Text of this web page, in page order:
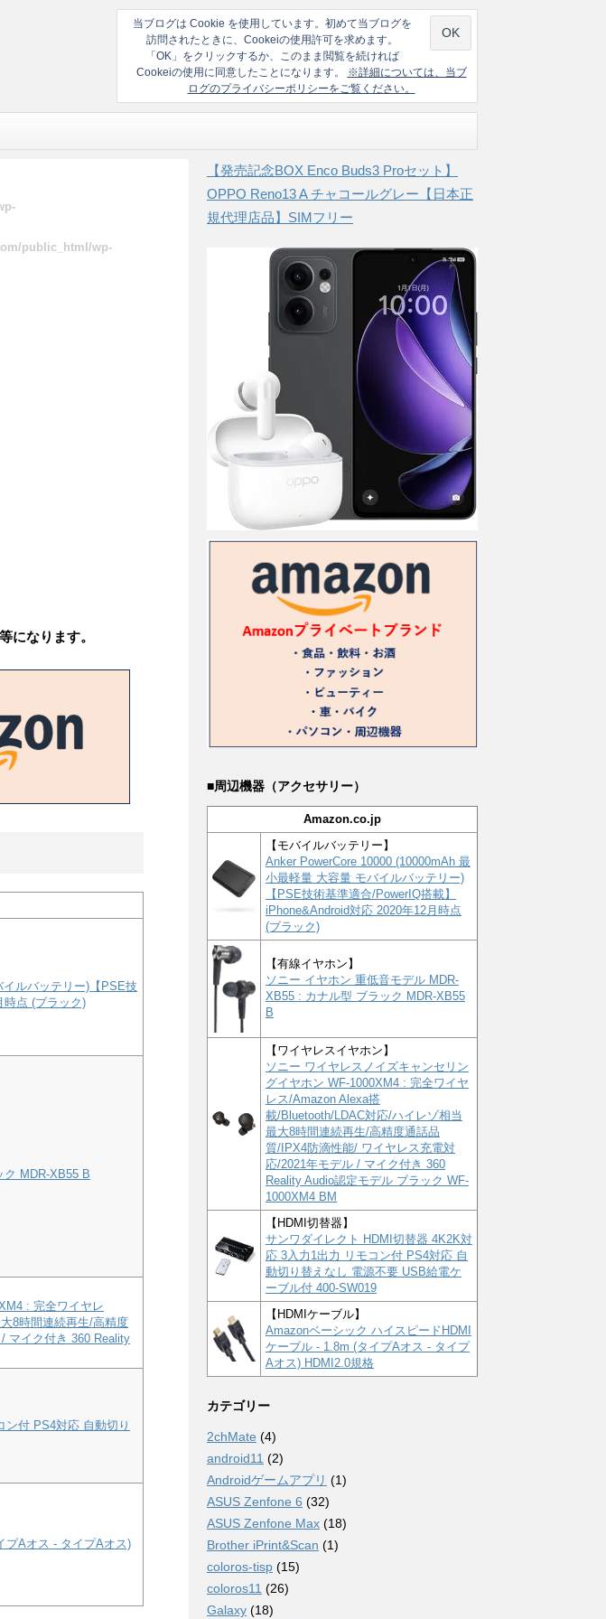
当ブログは Cookie を使用しています。初めて当ブログを
訪問されたときに、Cookeiの使用許可を求めます。
「OK」をクリックするか、このまま閲覧を続ければ
Cookeiの使用に同意したことになります。
※詳細については、当ブ
ログのプライバシーポリシーをご覧ください。
public_html/wp-
になります。
ルバッテリー)【PSE技
時点 (ブラック)
ク MDR-XB55 B
: 完全ワイヤレ
8時間連続再生/高精度
マイク付き 360 Reality
ン付 PS4対応 自動切り
プAオス - タイプAオス)
【発売記念BOX Enco Buds3 Proセット】
OPPO Reno13 A チャコールグレー【日本正
規代理店品】SIMフリー
■周辺機器（アクセサリー）
Amazon.co.jp
【モバイルバッテリー】
Anker PowerCore 10000 (10000mAh 最
小最軽量 大容量 モバイルバッテリー)
【PSE技術基準適合/PowerIQ搭載】
iPhone&Android対応 2020年12月時点
(ブラック)
【有線イヤホン】
ソニー イヤホン 重低音モデル MDR-
XB55 : カナル型 ブラック MDR-XB55
B
【ワイヤレスイヤホン】
ソニー ワイヤレスノイズキャンセリン
グイヤホン WF-1000XM4 : 完全ワイヤ
レス/Amazon Alexa搭
載/Bluetooth/LDAC対応/ハイレゾ相当
最大8時間連続再生/高精度通話品
質/IPX4防滴性能/ ワイヤレス充電対
応/2021年モデル / マイク付き 360
Reality Audio認定モデル ブラック WF-
1000XM4 BM
【HDMI切替器】
サンワダイレクト HDMI切替器 4K2K対
応 3入力1出力 リモコン付 PS4対応 自
動切り替えなし 電源不要 USB給電ケ
ーブル付 400-SW019
【HDMIケーブル】
Amazonベーシック ハイスピードHDMI
ケーブル - 1.8m (タイプAオス - タイプ
Aオス) HDMI2.0規格
カテゴリー
2chMate (4)
android11 (2)
Androidゲームアプリ (1)
ASUS Zenfone 6 (32)
ASUS Zenfone Max (18)
Brother iPrint&Scan (1)
coloros-tisp (15)
coloros11 (26)
Galaxy (18)